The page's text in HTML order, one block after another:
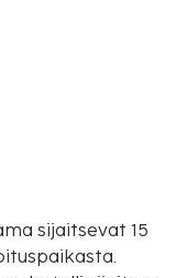
sijaitsevat 15